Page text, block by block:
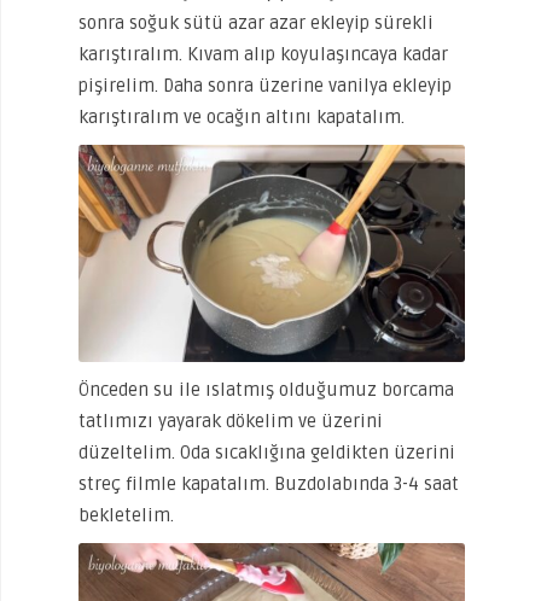
sonra soğuk sütü azar azar ekleyip sürekli
karıştıralım. Kıvam alıp koyulaşıncaya kadar
pişirelim. Daha sonra üzerine vanilya ekleyip
karıştıralım ve ocağın altını kapatalım.
Önceden su ile ıslatmış olduğumuz borcama
tatlımızı yayarak dökelim ve üzerini
düzeltelim. Oda sıcaklığına geldikten üzerini
streç filmle kapatalım. Buzdolabında 3-4 saat
bekletelim.